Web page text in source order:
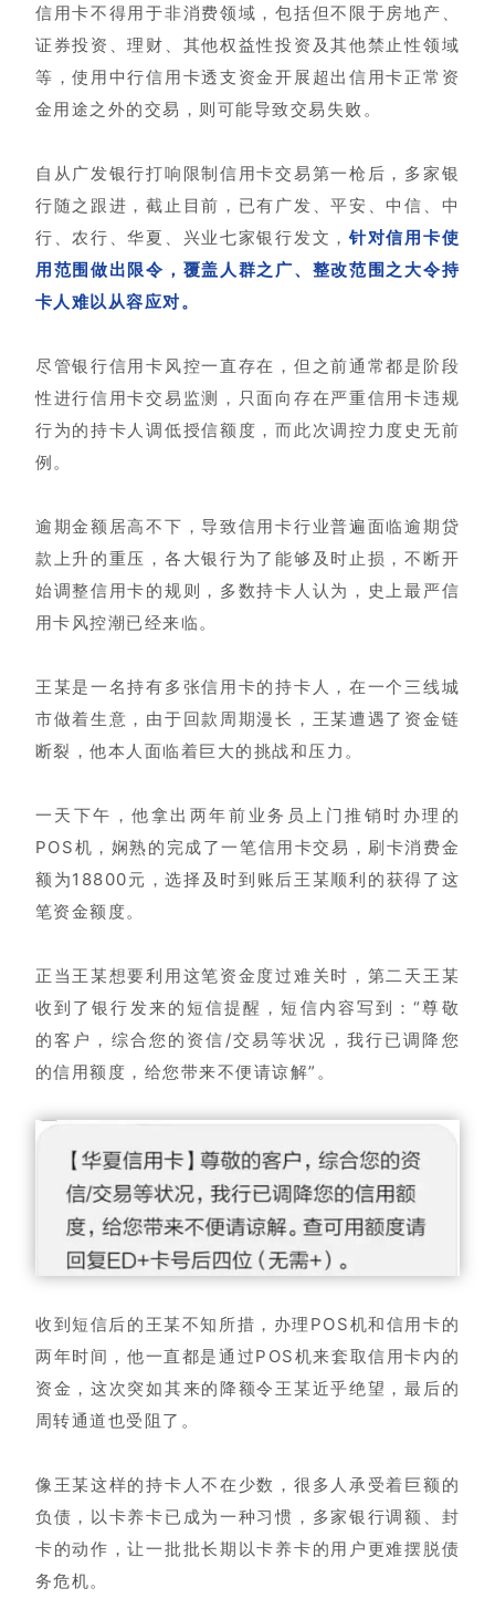
信用卡不得用于非消费领域，包括但不限于房地产、
证券投资、理财、其他权益性投资及其他禁止性领域
等，使用中行信用卡透支资金开展超出信用卡正常资
金用途之外的交易，则可能导致交易失败。
自从广发银行打响限制信用卡交易第一枪后，多家银
行随之跟进，截止目前，已有广发、平安、中信、中
行、农行、华夏、兴业七家银行发文，针对信用卡使
用范围做出限令，覆盖人群之广、整改范围之大令持
卡人难以从容应对。
尽管银行信用卡风控一直存在，但之前通常都是阶段
性进行信用卡交易监测，只面向存在严重信用卡违规
行为的持卡人调低授信额度，而此次调控力度史无前
例。
逾期金额居高不下，导致信用卡行业普遍面临逾期贷
款上升的重压，各大银行为了能够及时止损，不断开
始调整信用卡的规则，多数持卡人认为，史上最严信
用卡风控潮已经来临。
王某是一名持有多张信用卡的持卡人，在一个三线城
市做着生意，由于回款周期漫长，王某遭遇了资金链
断裂，他本人面临着巨大的挑战和压力。
一天下午，他拿出两年前业务员上门推销时办理的
POS机，娴熟的完成了一笔信用卡交易，刷卡消费金
额为18800元，选择及时到账后王某顺利的获得了这
笔资金额度。
正当王某想要利用这笔资金度过难关时，第二天王某
收到了银行发来的短信提醒，短信内容写到：“尊敬
的客户，综合您的资信/交易等状况，我行已调降您
的信用额度，给您带来不便请谅解”。
收到短信后的王某不知所措，办理POS机和信用卡的
两年时间，他一直都是通过POS机来套取信用卡内的
资金，这次突如其来的降额令王某近乎绝望，最后的
周转通道也受阻了。
像王某这样的持卡人不在少数，很多人承受着巨额的
负债，以卡养卡已成为一种习惯，多家银行调额、封
卡的动作，让一批批长期以卡养卡的用户更难摆脱债
务危机。